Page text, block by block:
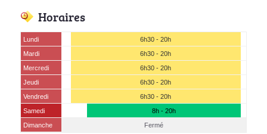
Horaires
Lundi
6h30 - 20h
Mardi
6h30 - 20h
Mercredi
6h30 - 20h
Jeudi
6h30 - 20h
Vendredi
6h30 - 20h
Samedi
8h - 20h
Dimanche
Fermé